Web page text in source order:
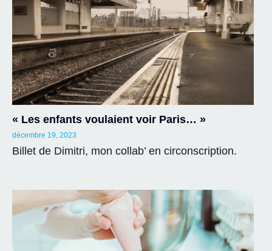
« Les enfants voulaient voir Paris… »
décembre 19, 2023
Billet de Dimitri, mon collab’ en circonscription.